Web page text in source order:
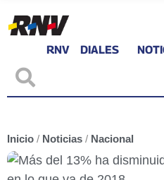
RNV DIALES
Inicio / Noticias / Nacional